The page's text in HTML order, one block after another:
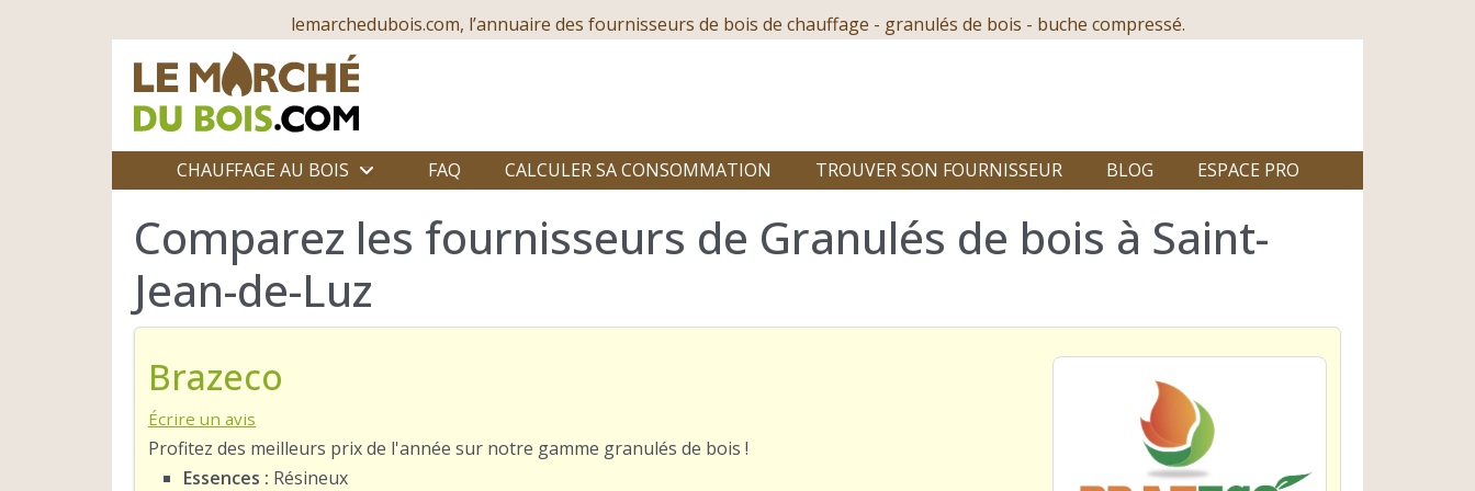
lemarchedubois.com, l’annuaire des fournisseurs de bois de chauffage - granulés de bois - buche compressé.
CHAUFFAGE AU BOIS FAQ CALCULER SA CONSOMMATION TROUVER SON FOURNISSEUR BLOG ESPACE PRO
Comparez les fournisseurs de Granulés de bois à Saint-
Jean-de-Luz
Brazeco
Écrire un avis
Profitez des meilleurs prix de l'année sur notre gamme granulés de bois !
Essences : Résineux